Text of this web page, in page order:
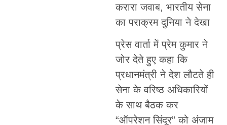
करारा जवाब, भारतीय सेना
का पराक्रम दुनिया ने देखा
प्रेस वार्ता में प्रेम कुमार ने
जोर देते हुए कहा कि
प्रधानमंत्री ने देश लौटते ही
सेना के वरिष्ठ अधिकारियों
के साथ बैठक कर
“ऑपरेशन सिंदूर” को अंजाम